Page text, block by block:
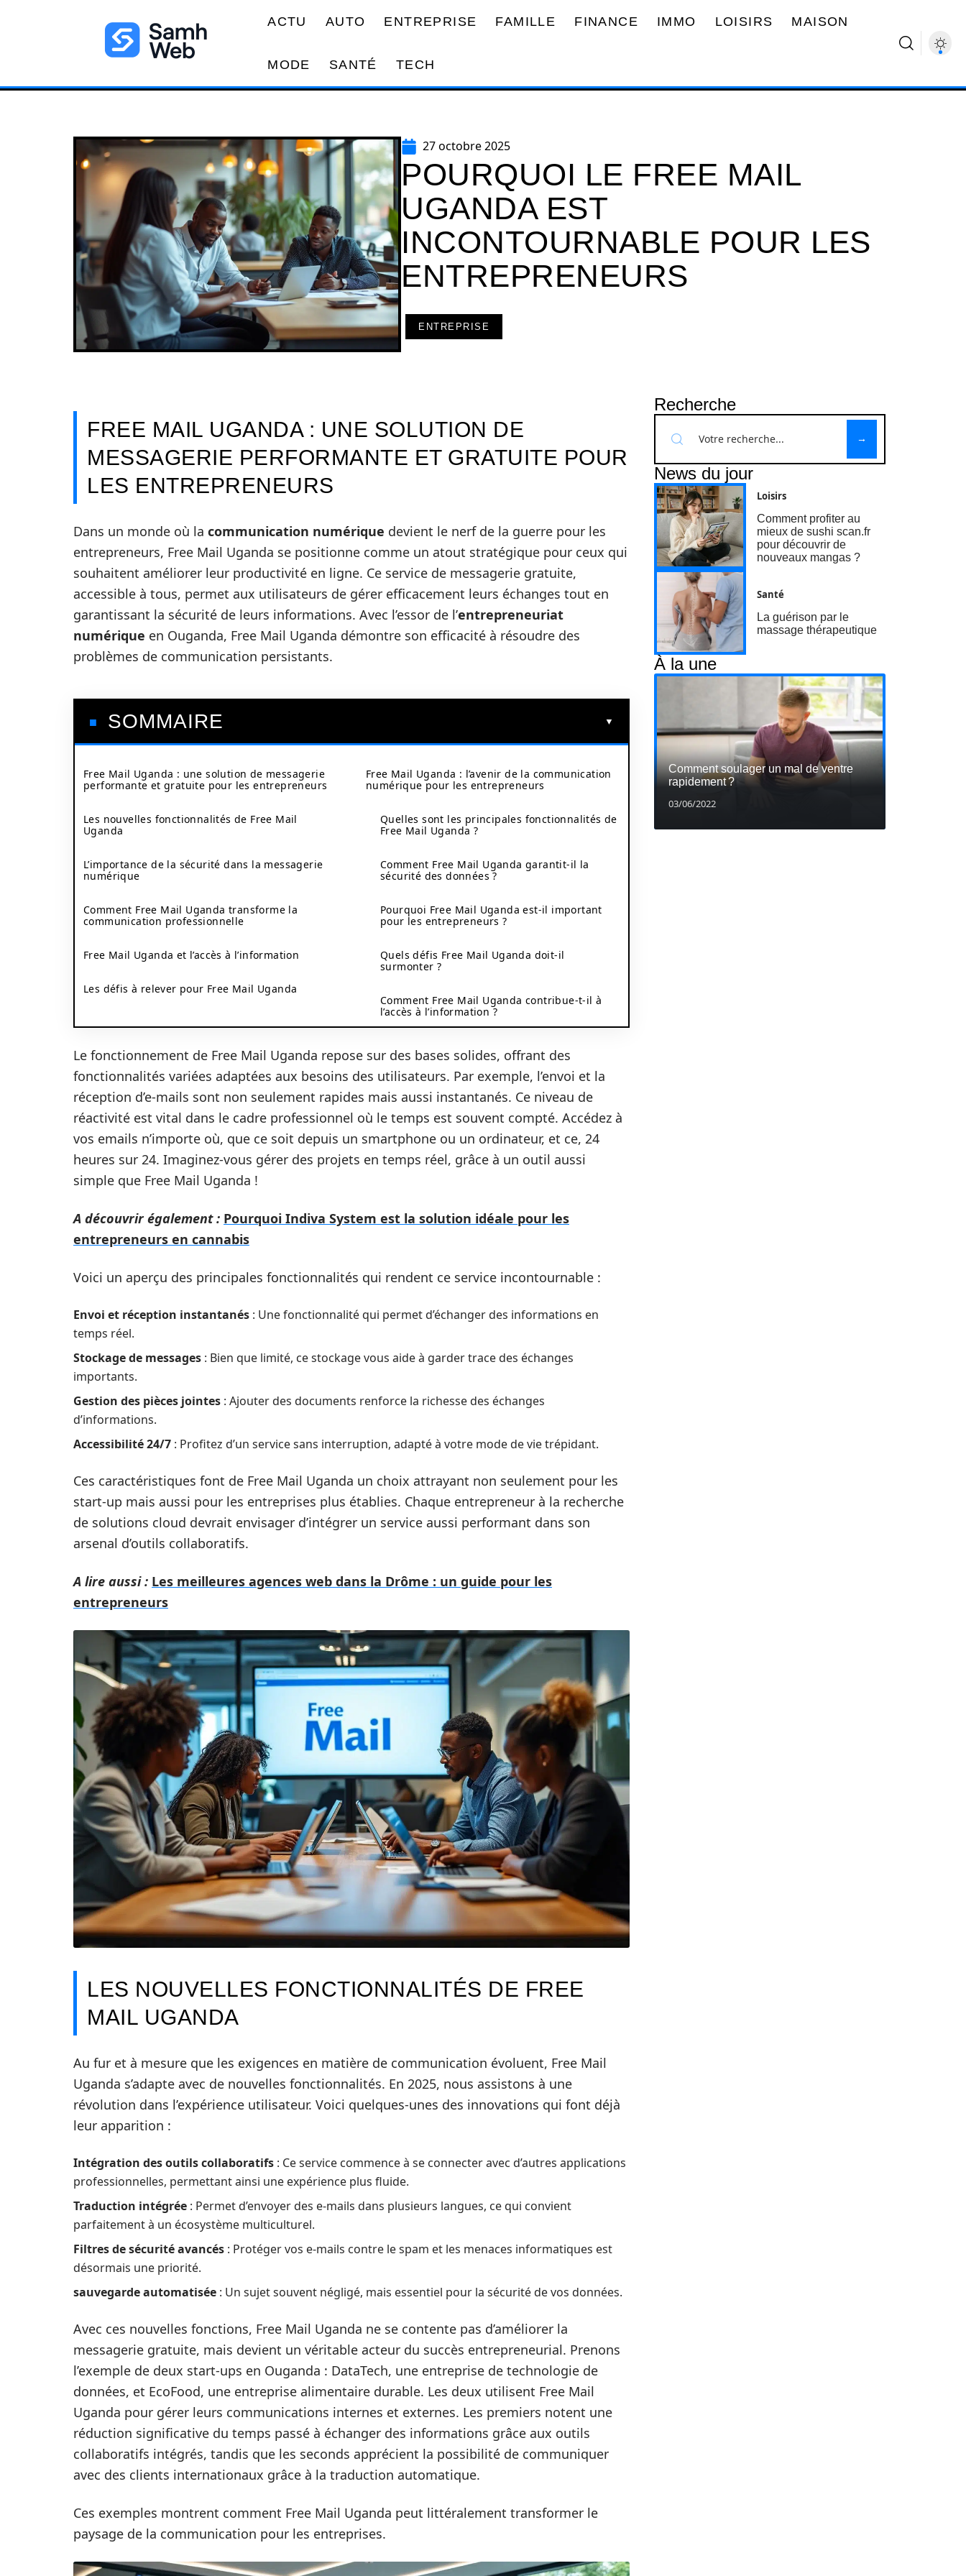
ACTU AUTO ENTREPRISE FAMILLE FINANCE IMMO LOISIRS MAISON
MODE SANTÉ TECH
27 octobre 2025
POURQUOI LE FREE MAIL
UGANDA EST
INCONTOURNABLE POUR LES
ENTREPRENEURS
ENTREPRISE
FREE MAIL UGANDA : UNE SOLUTION DE
MESSAGERIE PERFORMANTE ET GRATUITE POUR
LES ENTREPRENEURS
Dans un monde où la communication numérique devient le nerf de la guerre pour les
entrepreneurs, Free Mail Uganda se positionne comme un atout stratégique pour ceux qui
souhaitent améliorer leur productivité en ligne. Ce service de messagerie gratuite,
accessible à tous, permet aux utilisateurs de gérer efficacement leurs échanges tout en
garantissant la sécurité de leurs informations. Avec l’essor de l’entrepreneuriat
numérique en Ouganda, Free Mail Uganda démontre son efficacité à résoudre des
problèmes de communication persistants.
SOMMAIRE
Free Mail Uganda : une solution de messagerie
performante et gratuite pour les entrepreneurs
Les nouvelles fonctionnalités de Free Mail
Uganda
L’importance de la sécurité dans la messagerie
numérique
Comment Free Mail Uganda transforme la
communication professionnelle
Free Mail Uganda et l’accès à l’information
Les défis à relever pour Free Mail Uganda
Free Mail Uganda : l’avenir de la communication
numérique pour les entrepreneurs
Quelles sont les principales fonctionnalités de
Free Mail Uganda ?
Comment Free Mail Uganda garantit-il la
sécurité des données ?
Pourquoi Free Mail Uganda est-il important
pour les entrepreneurs ?
Quels défis Free Mail Uganda doit-il
surmonter ?
Comment Free Mail Uganda contribue-t-il à
l’accès à l’information ?
Le fonctionnement de Free Mail Uganda repose sur des bases solides, offrant des
fonctionnalités variées adaptées aux besoins des utilisateurs. Par exemple, l’envoi et la
réception d’e-mails sont non seulement rapides mais aussi instantanés. Ce niveau de
réactivité est vital dans le cadre professionnel où le temps est souvent compté. Accédez à
vos emails n’importe où, que ce soit depuis un smartphone ou un ordinateur, et ce, 24
heures sur 24. Imaginez-vous gérer des projets en temps réel, grâce à un outil aussi
simple que Free Mail Uganda !
A découvrir également : Pourquoi Indiva System est la solution idéale pour les
entrepreneurs en cannabis
Voici un aperçu des principales fonctionnalités qui rendent ce service incontournable :
Envoi et réception instantanés : Une fonctionnalité qui permet d’échanger des informations en
temps réel.
Stockage de messages : Bien que limité, ce stockage vous aide à garder trace des échanges
importants.
Gestion des pièces jointes : Ajouter des documents renforce la richesse des échanges
d’informations.
Accessibilité 24/7 : Profitez d’un service sans interruption, adapté à votre mode de vie trépidant.
Ces caractéristiques font de Free Mail Uganda un choix attrayant non seulement pour les
start-up mais aussi pour les entreprises plus établies. Chaque entrepreneur à la recherche
de solutions cloud devrait envisager d’intégrer un service aussi performant dans son
arsenal d’outils collaboratifs.
A lire aussi : Les meilleures agences web dans la Drôme : un guide pour les
entrepreneurs
LES NOUVELLES FONCTIONNALITÉS DE FREE
MAIL UGANDA
Au fur et à mesure que les exigences en matière de communication évoluent, Free Mail
Uganda s’adapte avec de nouvelles fonctionnalités. En 2025, nous assistons à une
révolution dans l’expérience utilisateur. Voici quelques-unes des innovations qui font déjà
leur apparition :
Intégration des outils collaboratifs : Ce service commence à se connecter avec d’autres applications
professionnelles, permettant ainsi une expérience plus fluide.
Traduction intégrée : Permet d’envoyer des e-mails dans plusieurs langues, ce qui convient
parfaitement à un écosystème multiculturel.
Filtres de sécurité avancés : Protéger vos e-mails contre le spam et les menaces informatiques est
désormais une priorité.
sauvegarde automatisée : Un sujet souvent négligé, mais essentiel pour la sécurité de vos données.
Avec ces nouvelles fonctions, Free Mail Uganda ne se contente pas d’améliorer la
messagerie gratuite, mais devient un véritable acteur du succès entrepreneurial. Prenons
l’exemple de deux start-ups en Ouganda : DataTech, une entreprise de technologie de
données, et EcoFood, une entreprise alimentaire durable. Les deux utilisent Free Mail
Uganda pour gérer leurs communications internes et externes. Les premiers notent une
réduction significative du temps passé à échanger des informations grâce aux outils
collaboratifs intégrés, tandis que les seconds apprécient la possibilité de communiquer
avec des clients internationaux grâce à la traduction automatique.
Ces exemples montrent comment Free Mail Uganda peut littéralement transformer le
paysage de la communication pour les entreprises.
Recherche
News du jour
Loisirs
Comment profiter au
mieux de sushi scan.fr
pour découvrir de
nouveaux mangas ?
Santé
La guérison par le
massage thérapeutique
À la une
Comment soulager un mal de ventre
rapidement ?
03/06/2022